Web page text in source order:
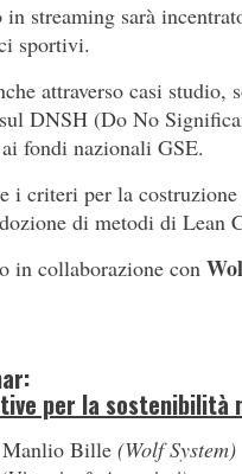
streaming sarà
sportivi.
attraverso casi
DNSH (Do No
fondi nazionali GSE.
i criteri per la
di metodi di Lean
in collaborazione con
per la
Manlio Bille (Wolf System)